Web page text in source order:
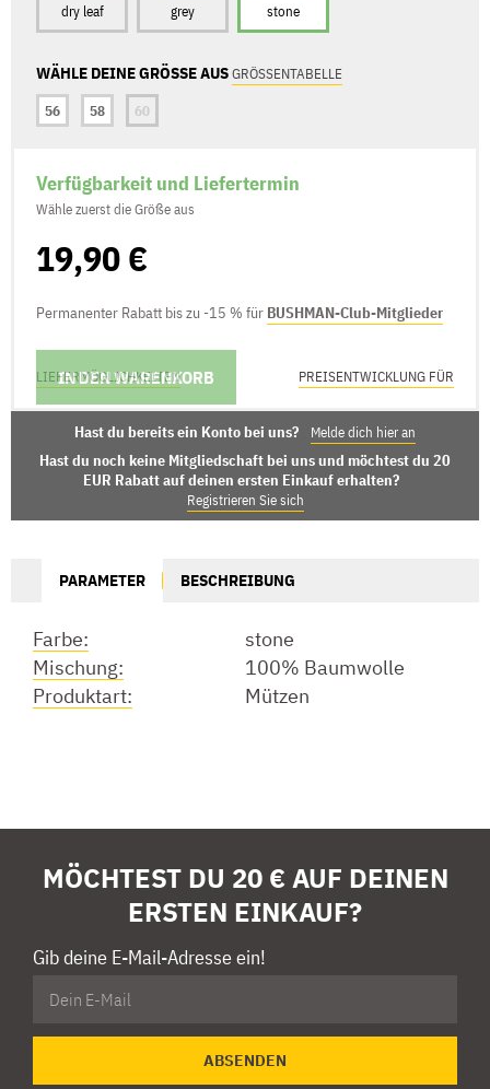
dry leaf grey stone
WÄHLE DEINE GRÖSSE AUSGRÖSSENTABELLE
56
58 60
Verfügbarkeit und Liefertermin
Wähle zuerst die Größe aus
19,90 €
Permanenter Rabatt bis zu -15 % für BUSHMAN-Club-Mitglieder
IN DEN WARENKORB
LIEFERMÖGLICHKEITEN PREISENTWICKLUNG FÜR
Hast du bereits ein Konto bei uns? Melde dich hier an
Hast du noch keine Mitgliedschaft bei uns und möchtest du 20
EUR Rabatt auf deinen ersten Einkauf erhalten?
Registrieren Sie sich
PARAMETER BESCHREIBUNG
Farbe:
stone
Mischung:
100% Baumwolle
Produktart:
Mützen
MÖCHTEST DU 20 € AUF DEINEN
ERSTEN EINKAUF?
Gib deine E-Mail-Adresse ein!
ABSENDEN